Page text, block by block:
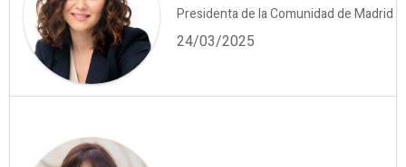
Presidenta de la Comunidad de Madrid
24/03/2025